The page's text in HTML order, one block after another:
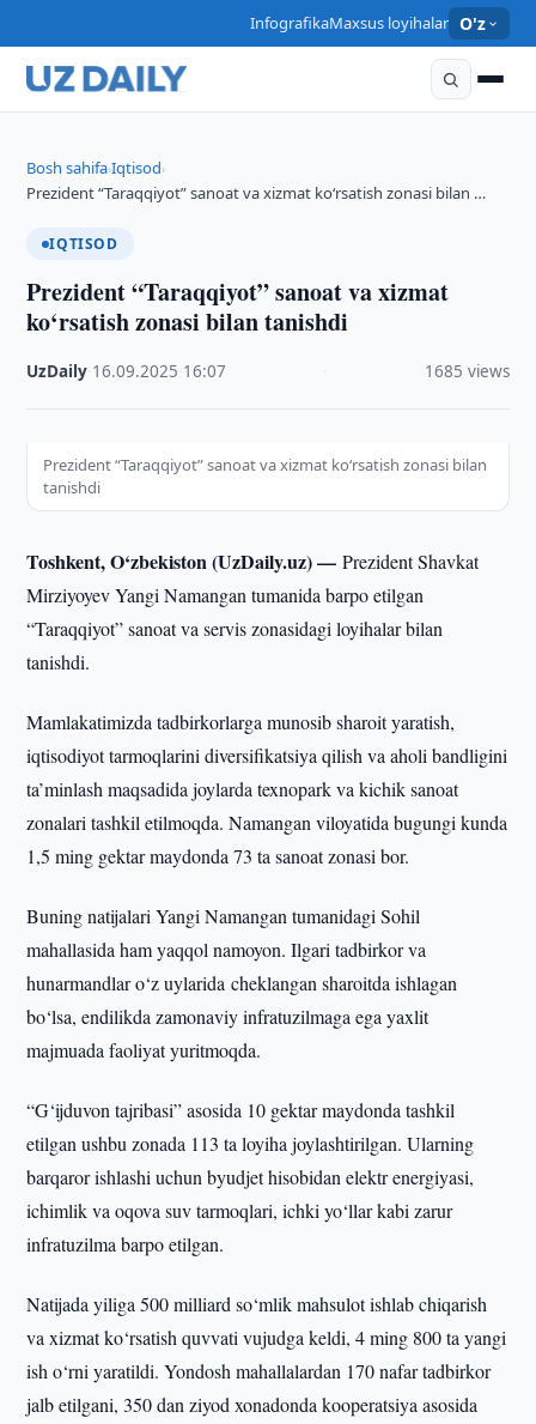
InfografikaMaxsus loyihalar O'z
Bosh sahifa›Iqtisod›
Prezident “Taraqqiyot” sanoat va xizmat ko‘rsatish zonasi bilan …
IQTISOD
Prezident “Taraqqiyot” sanoat va xizmat
ko‘rsatish zonasi bilan tanishdi
UzDaily 16.09.2025 16:07 1685 views
Prezident “Taraqqiyot” sanoat va xizmat ko‘rsatish zonasi bilan
tanishdi
Toshkent, O‘zbekiston (UzDaily.uz) —Prezident Shavkat
Mirziyoyev Yangi Namangan tumanida barpo etilgan
“Taraqqiyot” sanoat va servis zonasidagi loyihalar bilan
tanishdi.
Mamlakatimizda tadbirkorlarga munosib sharoit yaratish,
iqtisodiyot tarmoqlarini diversifikatsiya qilish va aholi bandligini
ta’minlash maqsadida joylarda texnopark va kichik sanoat
zonalari tashkil etilmoqda. Namangan viloyatida bugungi kunda
1,5 ming gektar maydonda 73 ta sanoat zonasi bor.
Buning natijalari Yangi Namangan tumanidagi Sohil
mahallasida ham yaqqol namoyon. Ilgari tadbirkor va
hunarmandlar o‘z uylarida cheklangan sharoitda ishlagan
bo‘lsa, endilikda zamonaviy infratuzilmaga ega yaxlit
majmuada faoliyat yuritmoqda.
“G‘ijduvon tajribasi” asosida 10 gektar maydonda tashkil
etilgan ushbu zonada 113 ta loyiha joylashtirilgan. Ularning
barqaror ishlashi uchun byudjet hisobidan elektr energiyasi,
ichimlik va oqova suv tarmoqlari, ichki yo‘llar kabi zarur
infratuzilma barpo etilgan.
Natijada yiliga 500 milliard so‘mlik mahsulot ishlab chiqarish
va xizmat ko‘rsatish quvvati vujudga keldi, 4 ming 800 ta yangi
ish o‘rni yaratildi. Yondosh mahallalardan 170 nafar tadbirkor
jalb etilgani, 350 dan ziyod xonadonda kooperatsiya asosida